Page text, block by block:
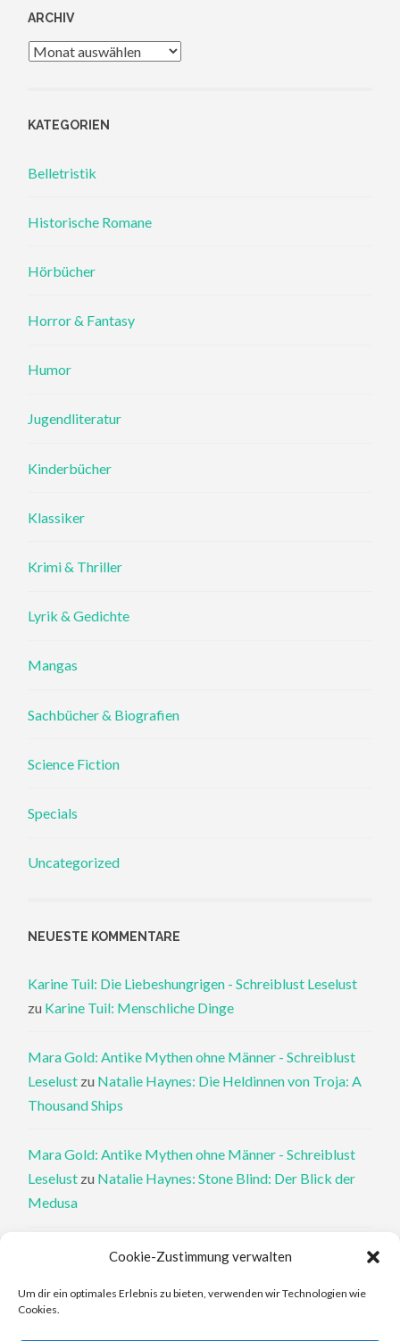
Cookie-Zustimmung verwalten
Um dir ein optimales Erlebnis zu bieten, verwenden wir Technologien wie
Cookies.
ARCHIV
Archiv
KATEGORIEN
Belletristik
Historische Romane
Hörbücher
Horror & Fantasy
Humor
Jugendliteratur
Kinderbücher
Klassiker
Krimi & Thriller
Lyrik & Gedichte
Mangas
Sachbücher & Biografien
Science Fiction
Specials
Uncategorized
NEUESTE KOMMENTARE
Karine Tuil: Die Liebeshungrigen - Schreiblust Leselust
zu Karine Tuil: Menschliche Dinge
Mara Gold: Antike Mythen ohne Männer - Schreiblust
Leselust zu Natalie Haynes: Die Heldinnen von Troja: A
Thousand Ships
Mara Gold: Antike Mythen ohne Männer - Schreiblust
Leselust zu Natalie Haynes: Stone Blind: Der Blick der
Medusa
Philippa Perry: Die Therapeutin und ihre Mörder: Dr. Pat
Philippa Perry: Das Buch, von dem du dir wünschst, deine